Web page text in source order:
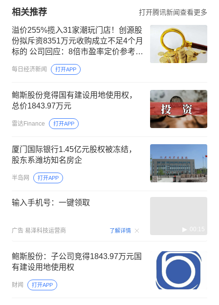
相关推荐 打开腾讯新闻查看更多
溢价255%揽入31家潮玩门店！创源股
份拟斥资8351万元收购成立不足4个月
标的 公司回应：8倍市盈率定价参考了
每日经济新闻 打开APP
鲍斯股份竞得国有建设用地使用权，
总价1843.97万元
雷达Finance 打开APP
厦门国际银行1.45亿元股权被冻结，
股东系潍坊知名房企
半岛网 打开APP
输入手机号：一键领取
广告 易泽科技运营商 了解详情 00:15
鲍斯股份：子公司竞得1843.97万元国
有建设用地使用权
财闻 打开APP